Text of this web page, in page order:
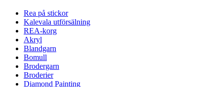
Rea på stickor
Kalevala utförsälning
REA-korg
Akryl
Blandgarn
Bomull
Brodergarn
Broderier
Diamond Painting